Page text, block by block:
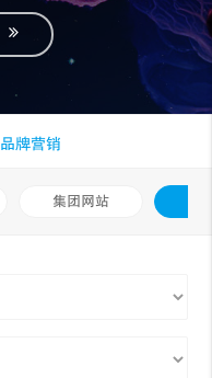
品牌营销
集团网站